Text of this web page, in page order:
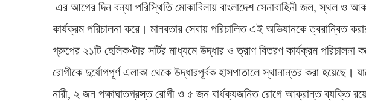
এর আগের দিন বন্যা পরিস্থিতি মোকাবিলায় বাংলাদেশ সেনাবাহিনী জল, স্থল ও
কার্যক্রম পরিচালনা করে। মানবতার সেবায় পরিচালিত এই অভিযানকে ত্বরান্বিত
গ্রুপের ২১টি হেলিকপ্টার সর্টির মাধ্যমে উদ্ধার ও ত্রাণ বিতরণ কার্যক্রম পরিচালনা
রোগীকে দুর্যোগপূর্ণ এলাকা থেকে উদ্ধারপূর্বক হাসপাতালে স্থানান্তর করা
নারী, ২ জন পক্ষাঘাতগ্রস্ত রোগী ও ৫ জন বার্ধক্যজনিত রোগে আক্রান্ত ব্যক্তি